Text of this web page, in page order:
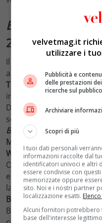
Beetlejuice 2
2024
Il 2024 sembra essere
a oltre due decenni di
Tim Burtonha scelto di
indiscussi classici
Dopo oltre trent’anni,
scelto di regalare al
Beetlejuice, uscito nel
Michael Caine
Winona Ryder, in quelli di
O’Hara, nelle vesti di
entry:Jenna Ortega,
la figlia di Lydia;Willem
Bellucci, quest’ultima nei
Betelgeuse. Salvo
velvetmag.it
utilizzare i
Pubblicità e
delle prestazioni
ricerche sul
Archiviare
Scopri di più
I tuoi dati personali
informazioni raccolte dal
identificatori univoci e altri
essere condivise con
memorizzate oppure
sito. Noi e i nostri partner
localizzazione esatti.
Alcuni fornitori potrebbero
base dell'interesse